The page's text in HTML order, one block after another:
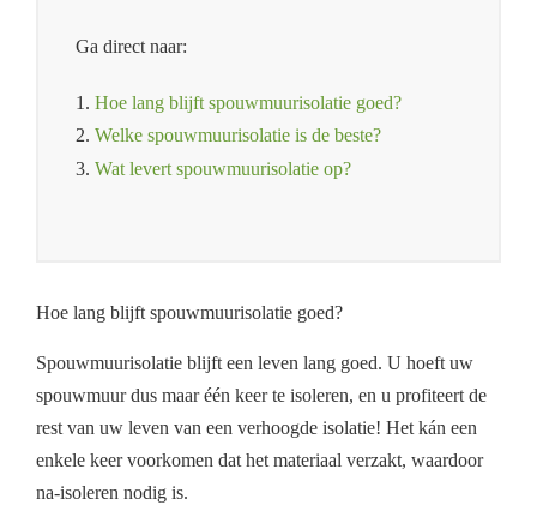
Ga direct naar:
1. Hoe lang blijft spouwmuurisolatie goed?
2. Welke spouwmuurisolatie is de beste?
3. Wat levert spouwmuurisolatie op?
Hoe lang blijft spouwmuurisolatie goed?
Spouwmuurisolatie blijft een leven lang goed. U hoeft uw
spouwmuur dus maar één keer te isoleren, en u profiteert de
rest van uw leven van een verhoogde isolatie! Het kán een
enkele keer voorkomen dat het materiaal verzakt, waardoor
na-isoleren nodig is.